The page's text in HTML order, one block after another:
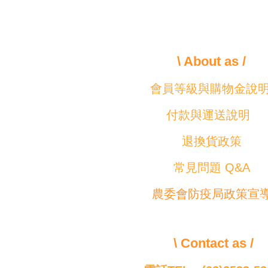
\ About as /
會員等級與購物金說
付款與運送說明
退換貨政策
常見問題 Q&A
農委會防疫局政策宣
\ Contact as /